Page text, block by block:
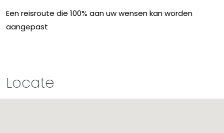
Een reisroute die 100% aan uw wensen kan worden
aangepast
Locate